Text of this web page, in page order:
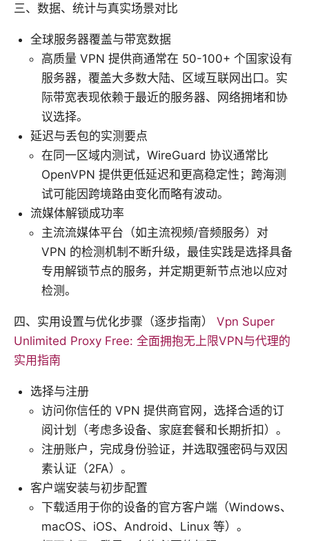
三、数据、统计与真实场景对比
全球服务器覆盖与带宽数据
高质量 VPN 提供商通常在 50-100+ 个国家设有
服务器，覆盖大多数大陆、区域互联网出口。实
际带宽表现依赖于最近的服务器、网络拥堵和协
议选择。
延迟与丢包的实测要点
在同一区域内测试，WireGuard 协议通常比
OpenVPN 提供更低延迟和更高稳定性；跨海测
试可能因跨境路由变化而略有波动。
流媒体解锁成功率
主流流媒体平台（如主流视频/音频服务）对
VPN 的检测机制不断升级，最佳实践是选择具备
专用解锁节点的服务，并定期更新节点池以应对
检测。
四、实用设置与优化步骤（逐步指南） Vpn Super
Unlimited Proxy Free: 全面拥抱无上限VPN与代理的
实用指南
选择与注册
访问你信任的 VPN 提供商官网，选择合适的订
阅计划（考虑多设备、家庭套餐和长期折扣）。
注册账户，完成身份验证，并选取强密码与双因
素认证（2FA）。
客户端安装与初步配置
下载适用于你的设备的官方客户端（Windows、
macOS、iOS、Android、Linux 等）。